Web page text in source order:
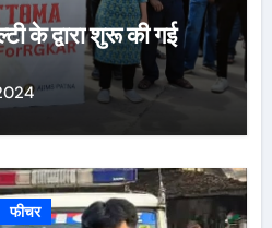
के द्वारा शुरू की गई
फीचर